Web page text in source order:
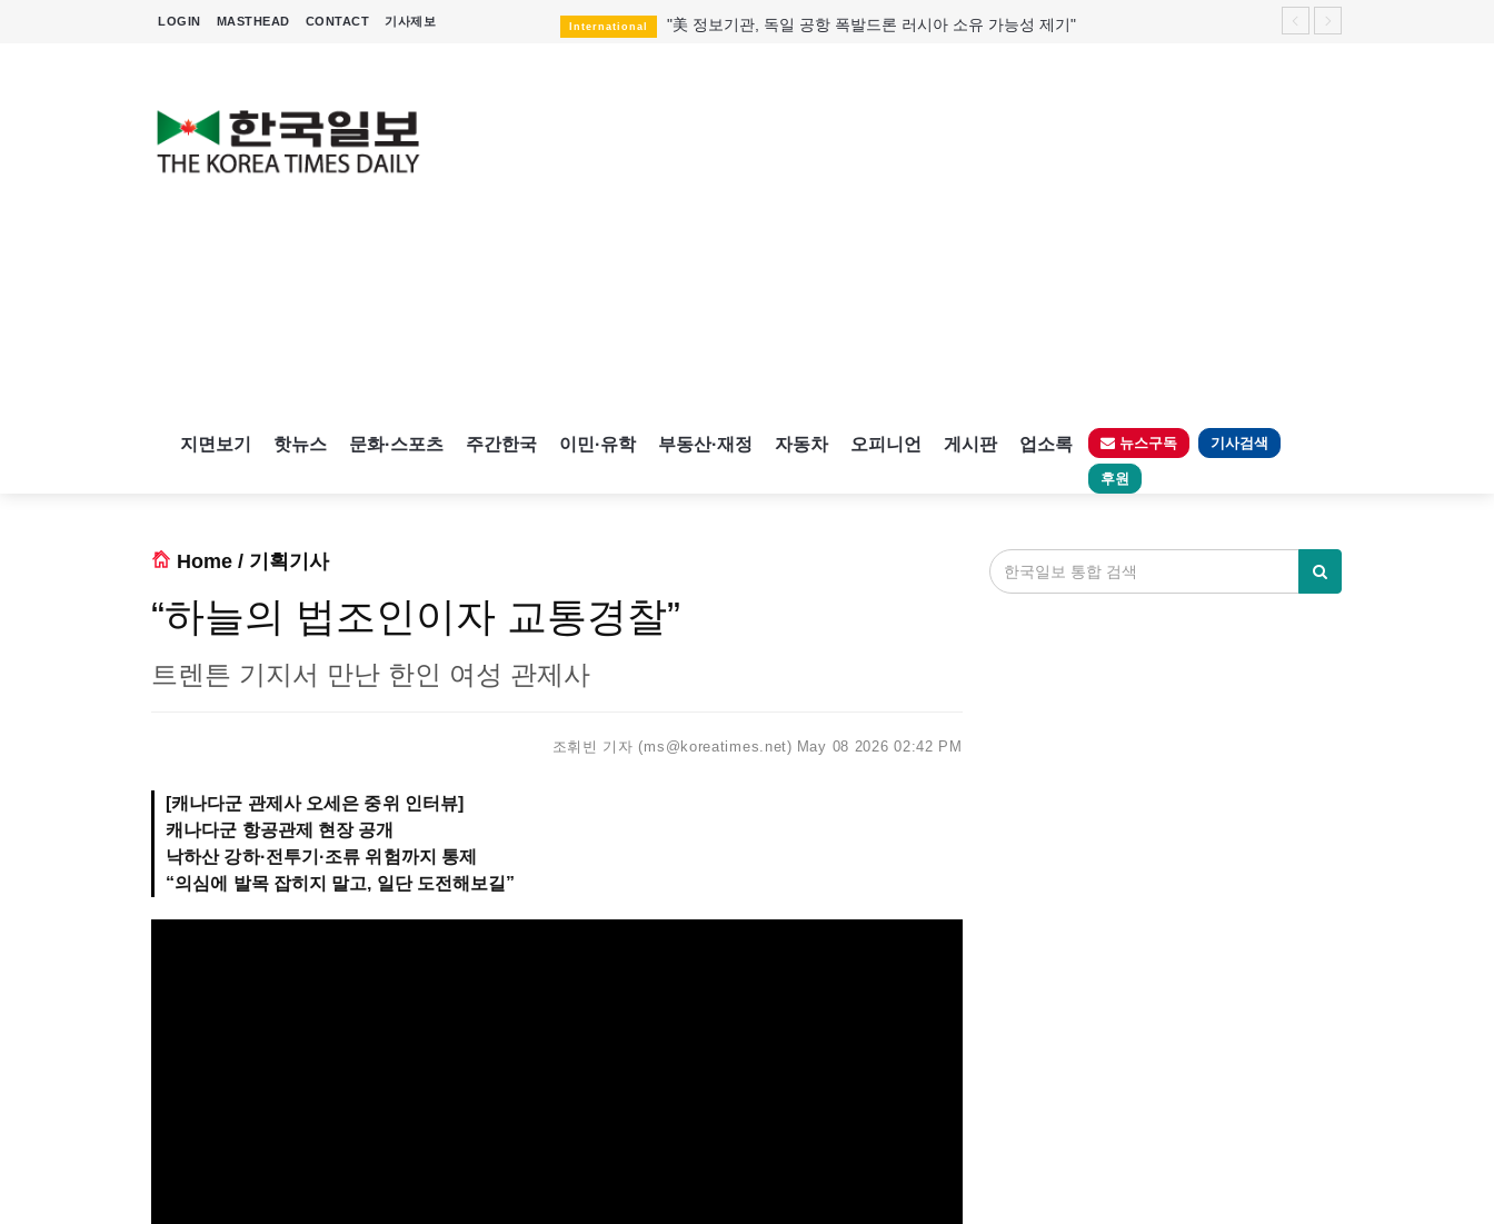
LOGIN MASTHEAD CONTACT 기사제보 International "美 정보기관, 독일 공항 폭발드론 러시아 소유 가능성 제기"
지면보기 핫뉴스 문화·스포츠 주간한국 이민·유학 부동산·재정 자동차 오피니언 게시판 업소록 뉴스구독 기사검색
후원
Home / 기획기사
“하늘의 법조인이자 교통경찰”
트렌튼 기지서 만난 한인 여성 관제사
조휘빈 기자 (ms@koreatimes.net) May 08 2026 02:42 PM
[캐나다군 관제사 오세은 중위 인터뷰]
캐나다군 항공관제 현장 공개
낙하산 강하·전투기·조류 위험까지 통제
“의심에 발목 잡히지 말고, 일단 도전해보길”